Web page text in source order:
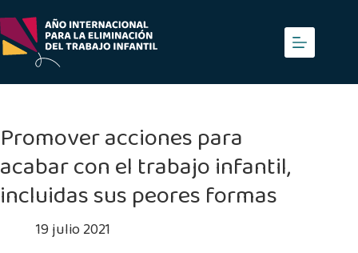
al
contenido
Promover acciones para
acabar con el trabajo infantil,
incluidas sus peores formas
19 julio 2021